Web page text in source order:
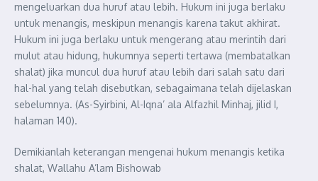
mengeluarkan dua huruf atau lebih. Hukum ini juga berlaku
untuk menangis, meskipun menangis karena takut akhirat.
Hukum ini juga berlaku untuk mengerang atau merintih dari
mulut atau hidung, hukumnya seperti tertawa (membatalkan
shalat) jika muncul dua huruf atau lebih dari salah satu dari
hal-hal yang telah disebutkan, sebagaimana telah dijelaskan
sebelumnya. (As-Syirbini, Al-Iqna’ ala Alfazhil Minhaj, jilid I,
halaman 140).
Demikianlah keterangan mengenai hukum menangis ketika
shalat, Wallahu A’lam Bishowab